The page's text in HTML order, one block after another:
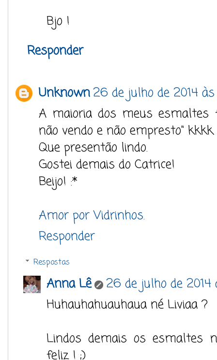
Bjo !
Responder
Unknown26 de julho de 2014 às
A maioria dos meus esmaltes
não vendo e não empresto" kkkk.
Que presentão lindo.
Gostei demais do Catrice!
Beijo! :*
Amor por Vidrinhos.
Responder
Respostas
Anna Lê
26 de julho de 2014
Huhauhahuauhaua né Liviaa ?
Lindos demais os esmaltes
feliz ! ;)